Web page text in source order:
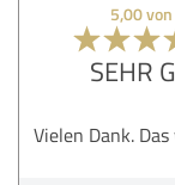
5,00
SEHR
Vielen Dank.